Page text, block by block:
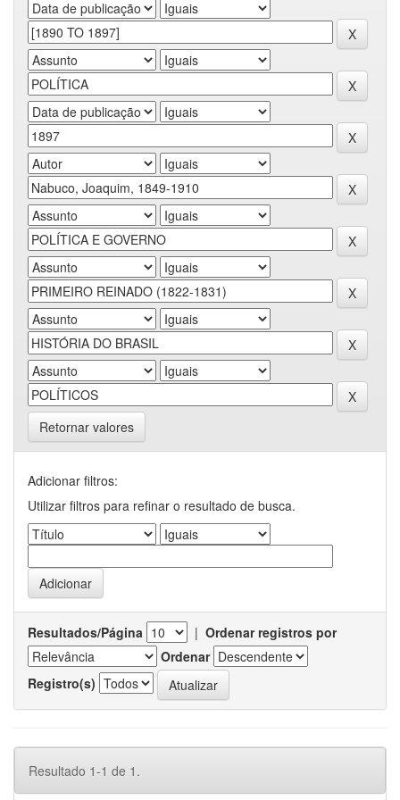
Retornar valores
Adicionar filtros:
Utilizar filtros para refinar o resultado de busca.
Resultados/Página | Ordenar registros por
Ordenar
Registro(s)
Resultado 1-1 de 1.